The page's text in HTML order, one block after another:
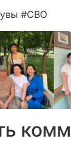
#СВО